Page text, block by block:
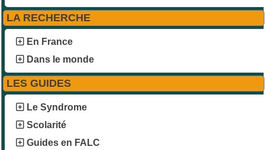
LA RECHERCHE
En France
Dans le monde
LES GUIDES
Le Syndrome
Scolarité
Guides en FALC